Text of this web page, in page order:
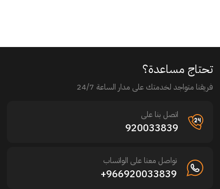
تحتاج مساعدة؟
فريقنا متواجد لخدمتك على مدار الساعة 24/7
اتصل بنا على
920033839
تواصل معنا على الواتساب
966920033839+